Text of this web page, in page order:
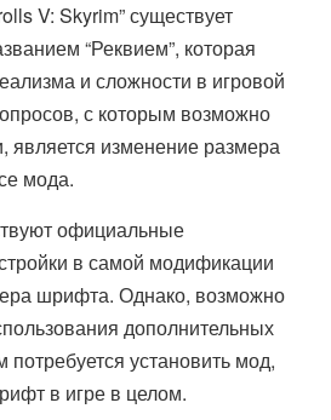
V: Skyrim” существует
“Реквием”, которая
и сложности в игровой
с которым возможно
является изменение размера
мода.
официальные
в самой модификации
шрифта. Однако, возможно
дополнительных
установить мод,
в игре в целом.